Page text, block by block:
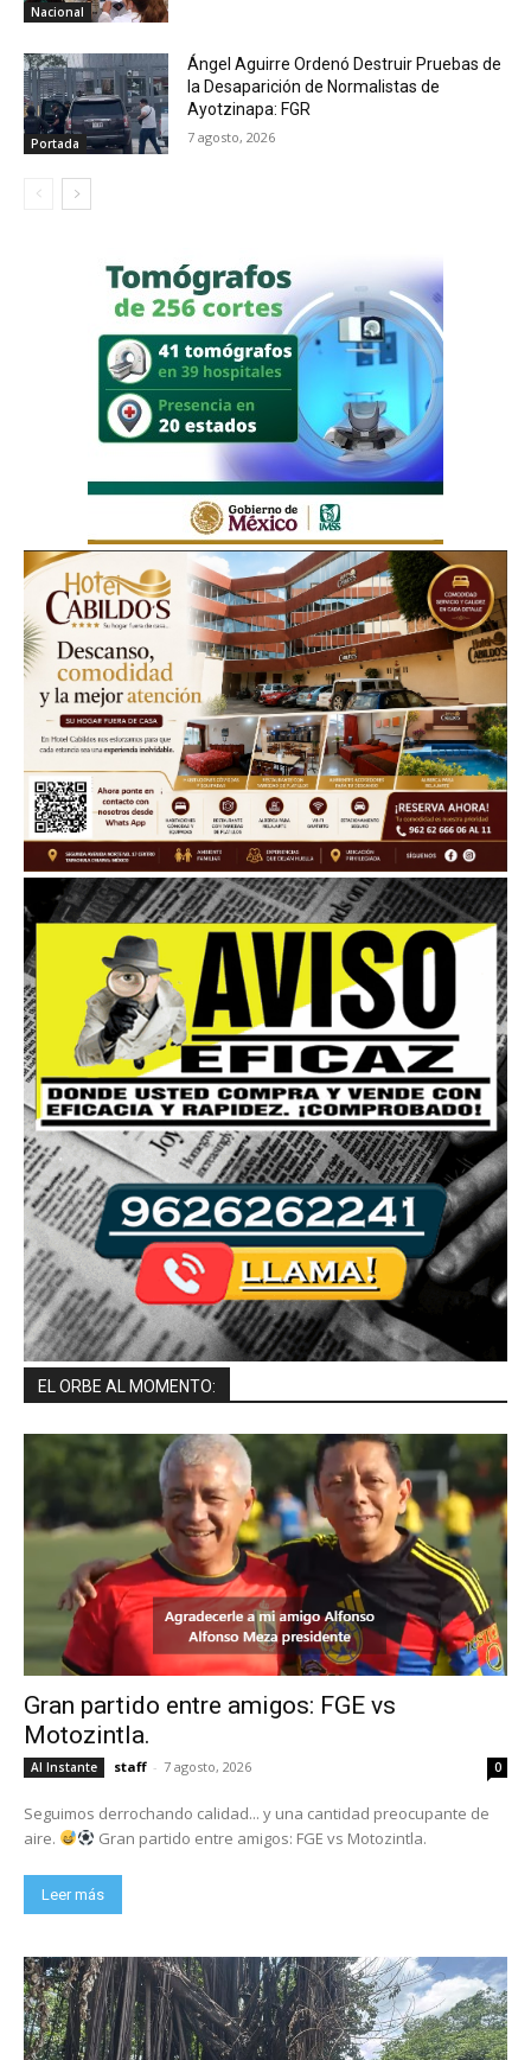
Nacional
Portada
Ángel Aguirre Ordenó Destruir Pruebas de
la Desaparición de Normalistas de
Ayotzinapa: FGR
7 agosto, 2026
EL ORBE AL MOMENTO:
Gran partido entre amigos: FGE vs
Motozintla.
Al Instante staff - 7 agosto, 2026 0
Seguimos derrochando calidad... y una cantidad preocupante de
aire.
Gran partido entre amigos: FGE vs Motozintla.
Leer más